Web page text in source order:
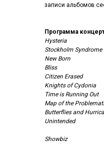
записи альбомов
Программа
Hysteria
Stockholm Syndrome
New Born
Вliss
Citizen Erased
Knights of Cydonia
Time is Running Out
Map of the
Вutterflies and
Unintended
Showbiz